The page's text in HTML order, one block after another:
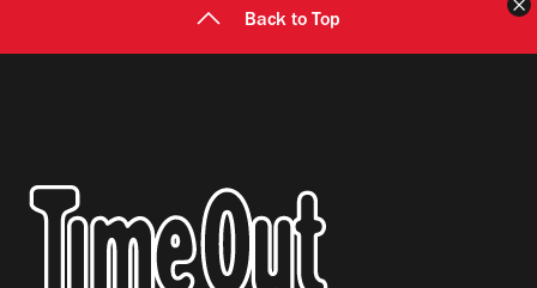
Back to Top